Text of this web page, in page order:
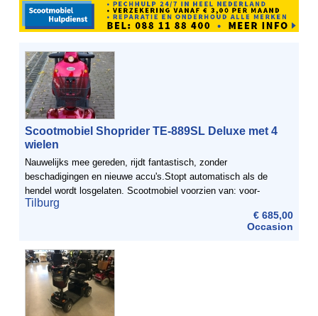
Scootmobiel Shoprider TE-889SL Deluxe met 4
wielen
Nauwelijks mee gereden, rijdt fantastisch, zonder
beschadigingen en nieuwe accu's.Stopt automatisch als de
hendel wordt losgelaten. Scootmobiel voorzien van: voor-
achterlichten, remlicht, gevarenlicht, claxon en ...
Tilburg
€ 685,00
Occasion